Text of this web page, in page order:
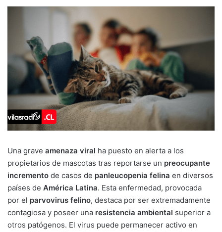
Una grave amenaza viral ha puesto en alerta a los
propietarios de mascotas tras reportarse un preocupante
incremento de casos de panleucopenia felina en diversos
países de América Latina. Esta enfermedad, provocada
por el parvovirus felino, destaca por ser extremadamente
contagiosa y poseer una resistencia ambiental superior a
otros patógenos. El virus puede permanecer activo en